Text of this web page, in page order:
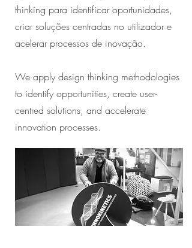
thinking para identificar oportunidades,
criar soluções centradas no utilizador e
acelerar processos de inovação.
We apply design thinking methodologies
to identify opportunities, create user-
centred solutions, and accelerate
innovation processes.